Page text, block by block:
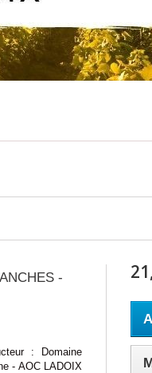
-
: Domaine
- AOC LADOIX